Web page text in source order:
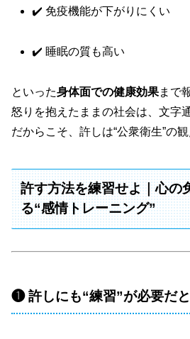
✔️ 免疫機能が下がりにくい
✔️ 睡眠の質も高い
といった身体面での健康効果まで
怒りを抱えたままの社会は、文字通
だからこそ、許しは“公衆衛生”の
許す方法を練習せよ｜心の
る“感情トレーニング”
❶ 許しにも“練習”が必要だ